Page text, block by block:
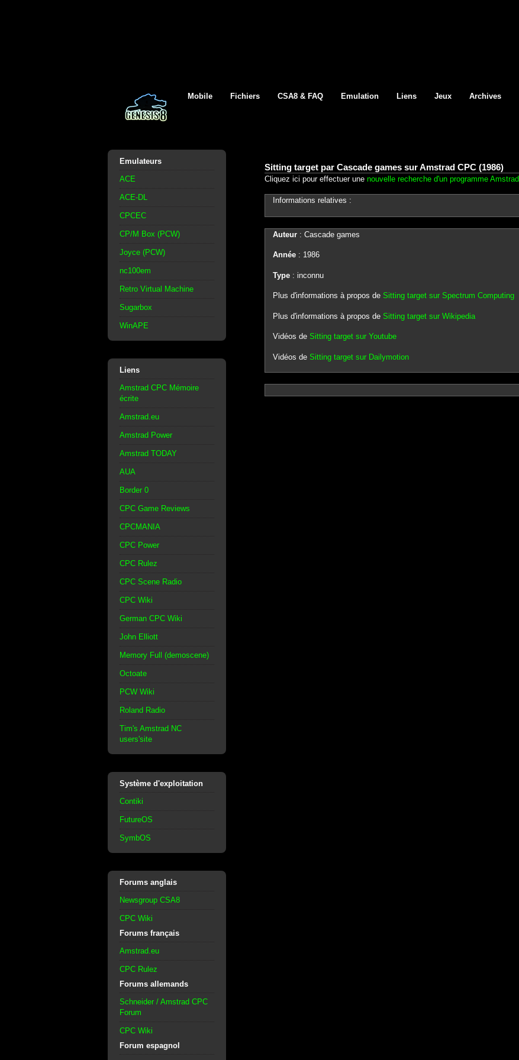
Mobile Fichiers CSA8 & FAQ Emulation Liens Jeux Archives
Emulateurs
ACE
ACE-DL
CPCEC
CP/M Box (PCW)
Joyce (PCW)
nc100em
Retro Virtual Machine
Sugarbox
WinAPE
Liens
Amstrad CPC Mémoire
écrite
Amstrad.eu
Amstrad Power
Amstrad TODAY
AUA
Border 0
CPC Game Reviews
CPCMANIA
CPC Power
CPC Rulez
CPC Scene Radio
CPC Wiki
German CPC Wiki
John Elliott
Memory Full (demoscene)
Octoate
PCW Wiki
Roland Radio
Tim's Amstrad NC
users'site
Système d'exploitation
Contiki
FutureOS
SymbOS
Forums anglais
Newsgroup CSA8
CPC Wiki
Forums français
Amstrad.eu
CPC Rulez
Forums allemands
Schneider / Amstrad CPC
Forum
CPC Wiki
Forum espagnol
Sitting target par Cascade games sur Amstrad CPC (1986)
Cliquez ici pour effectuer une nouvelle recherche d'un programme Amstrad
Informations relatives :
Auteur: Cascade games
Année: 1986
Type: inconnu
Plus d'informations à propos de Sitting target sur Spectrum Computing
Plus d'informations à propos de Sitting target sur Wikipedia
Vidéos de Sitting target sur Youtube
Vidéos de Sitting target sur Dailymotion